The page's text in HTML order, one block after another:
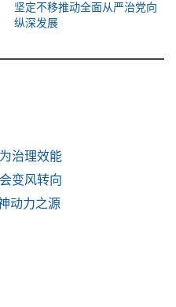
坚定不移推动全面从严治党向
纵深发展
治理效能
变风转向
动力之源